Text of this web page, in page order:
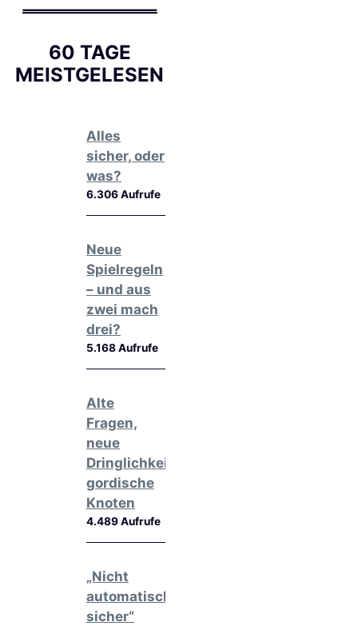
60 TAGE
MEISTGELESEN
Alles
sicher, oder
was?
6.306 Aufrufe
Neue
Spielregeln
– und aus
zwei mach
drei?
5.168 Aufrufe
Alte
Fragen,
neue
Dringlichkeit,
gordische
Knoten
4.489 Aufrufe
„Nicht
automatisch
sicher“